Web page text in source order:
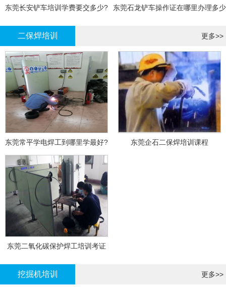
东莞长安铲车培训学费要交多少?
东莞石龙铲车操作证在哪里办理多少
二保焊培训 更多>>
东莞常平学电焊工到哪里学最好? 东莞企石二保焊培训课程
东莞二氧化碳保护焊工培训考证
挖掘机培训 更多>>